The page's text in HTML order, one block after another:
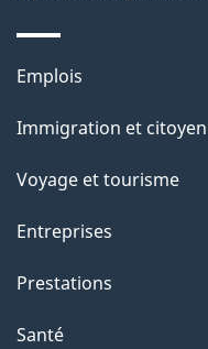
e
l
a
p
a
g
e
Thèmes
sujets
Emplois
Immigration et
Voyage et tourisme
Entreprises
Prestations
Santé